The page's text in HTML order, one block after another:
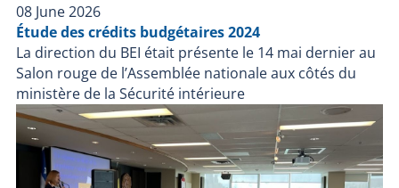
08 June 2026
Étude des crédits budgétaires 2024
La direction du BEI était présente le 14 mai dernier au
Salon rouge de l’Assemblée nationale aux côtés du
ministère de la Sécurité intérieure